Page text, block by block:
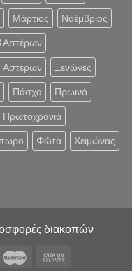
Μάρτιος Νοέμβριος
Αστέρων
Αστέρων Ξενώνες
Πάσχα Πρωινό
Πρωτοχρονιά
Φώτα Χειμώνας
διακοπών